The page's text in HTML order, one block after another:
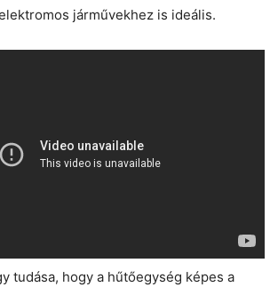
járművekhez is ideális.
tudása, hogy a hűtőegység képes a